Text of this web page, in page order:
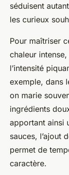
séduisent
les curieux
Pour maîtriser
chaleur
l’intensité
exemple, dans
on marie
ingrédients
apportant ainsi
sauces, l’ajout
permet de
caractère.